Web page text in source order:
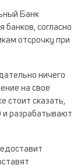
Банк
согласно
отсрочку при
ничего
на свое
стоит сказать,
разрабатывают